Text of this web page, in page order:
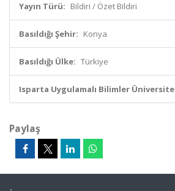
Yayın Türü: Bildiri / Özet Bildiri
Basıldığı Şehir: Konya
Basıldığı Ülke: Türkiye
Isparta Uygulamalı Bilimler
Paylaş